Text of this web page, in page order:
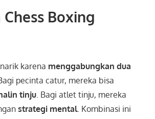
Boxing
karena menggabungkan dua
Bagi pecinta catur, mereka bisa
tinju. Bagi atlet tinju, mereka
strategi mental. Kombinasi ini